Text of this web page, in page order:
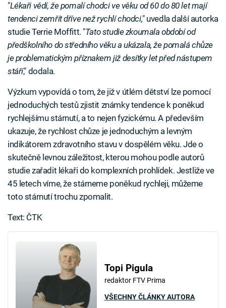
"Lékaři vědí, že pomalí chodci ve věku od 60 do 80 let mají
tendenci zemřít dříve než rychlí chodci," uvedla další autorka
studie Terrie Moffitt. "Tato studie zkoumala období od
předškolního do středního věku a ukázala, že pomalá chůze
je problematickým příznakem již desítky let před nástupem
stáří," dodala.
Výzkum vypovídá o tom, že již v útlém dětství lze pomocí
jednoduchých testů zjistit známky tendence k poněkud
rychlejšímu stárnutí, a to nejen fyzickému. A především
ukazuje, že rychlost chůze je jednoduchým a levným
indikátorem zdravotního stavu v dospělém věku. Jde o
skutečně levnou záležitost, kterou mohou podle autorů
studie zařadit lékaři do komplexních prohlídek. Jestliže ve
45 letech víme, že stárneme poněkud rychleji, můžeme
toto stárnutí trochu zpomalit.
Text: ČTK
Topi Pigula
redaktor FTV Prima
VŠECHNY ČLÁNKY AUTORA